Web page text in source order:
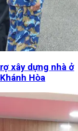
xây dựng nhà ở
Hòa